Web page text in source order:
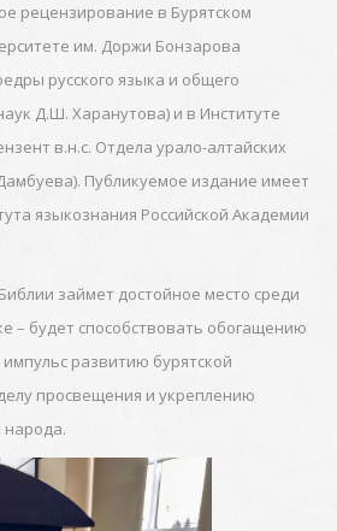
рецензирование в Бурятском
им. Доржи Бонзарова
русского языка и общего
Д.Ш. Харанутова) и в Институте
в.н.с. Отдела урало-алтайских
Публикуемое издание имеет
языкознания Российской Академии
займет достойное место среди
– будет способствовать обогащению
импульс развитию бурятской
просвещения и укреплению
народа.